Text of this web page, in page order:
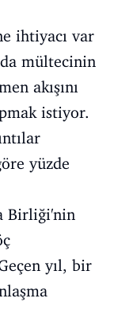
ihtiyacı var
mültecinin
akışını
istiyor.
yüzde
Birliği'nin
yıl, bir